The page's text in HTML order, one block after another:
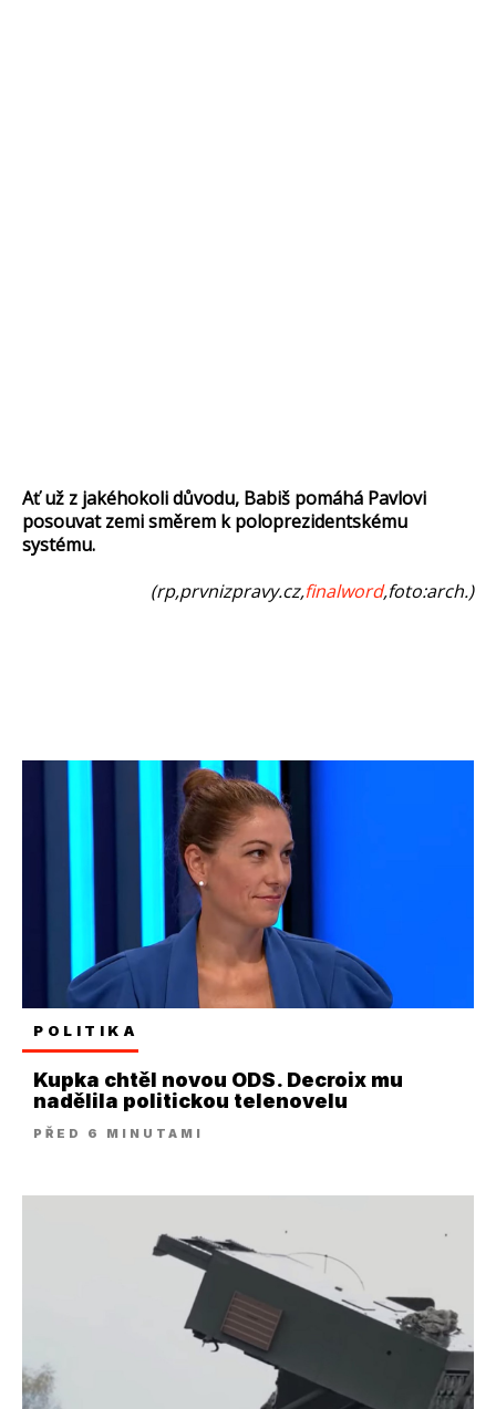
Ať už z jakéhokoli důvodu, Babiš pomáhá Pavlovi
posouvat zemi směrem k poloprezidentskému
systému.
(rp,prvnizpravy.cz,finalword,foto:arch.)
POLITIKA
Kupka chtěl novou ODS. Decroix mu
nadělila politickou telenovelu
PŘED 6 MINUTAMI